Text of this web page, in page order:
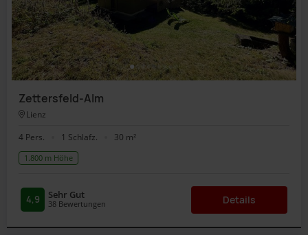
Zettersfeld-Alm
Lienz
4 Pers.
1 Schlafz. 30 m²
1.800 m Höhe
38 Bewertungen
4,9 Sehr Gut Details